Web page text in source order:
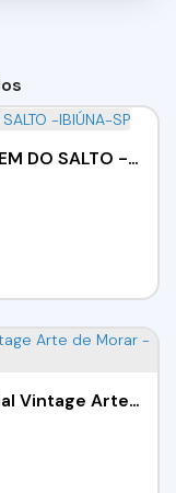
TERRENO 31.0000 M² -(V) VARGEM DO SALTO -IBIÚNA-SP
Terreno com 544 m² - Residencial Vintage Arte de Morar - Cotia/SP